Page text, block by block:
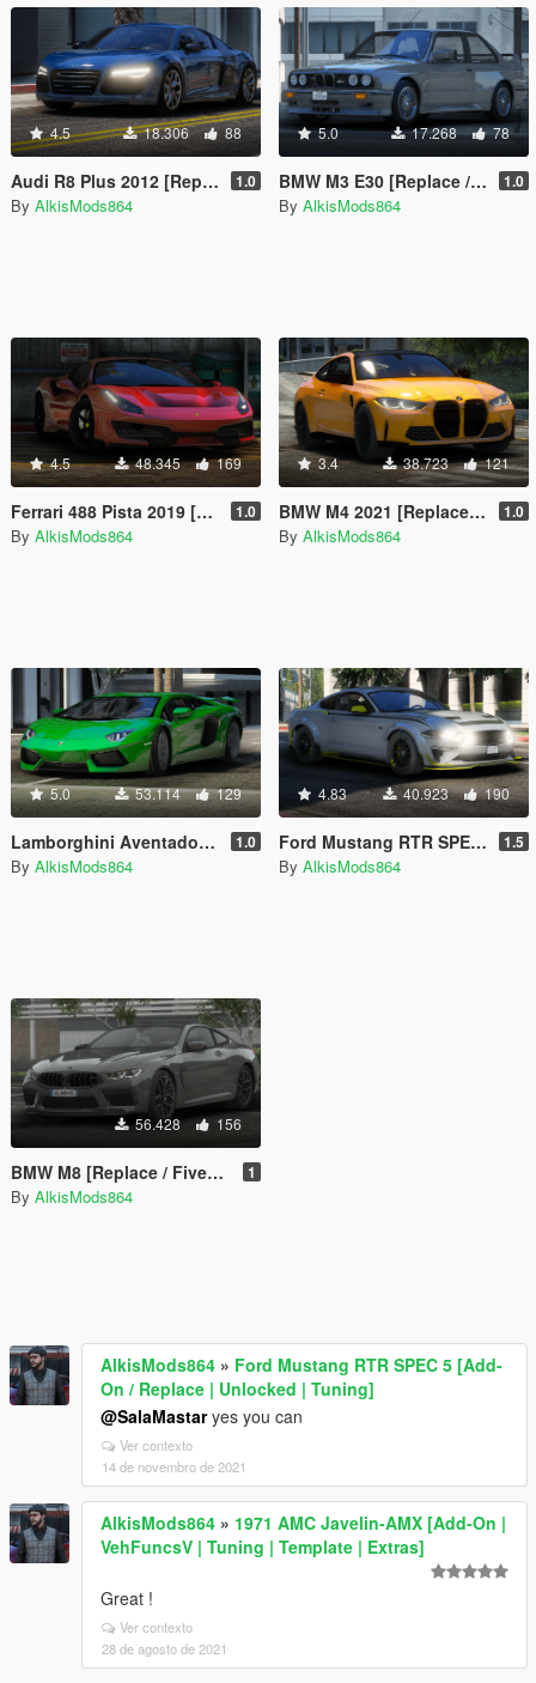
4.5 18.306 88
Audi R8 Plus 2012 [Replace / Add-On / FiveM] 1.0
By AlkisMods864
5.0 17.268 78
BMW M3 E30 [Replace / Add-On / FiveM] 1.0
By AlkisMods864
4.5 48.345 169
Ferrari 488 Pista 2019 [Replace / Add-On / FiveM | Unlock] 1.0
By AlkisMods864
3.4 38.723 121
BMW M4 2021 [Replace / Add-On | FiveM | Unlock] 1.0
By AlkisMods864
5.0 53.114 129
Lamborghini Aventador [Add-On / Replace / FiveM | Unlocked] 1.0
By AlkisMods864
4.83 40.923 190
Ford Mustang RTR SPEC 5 [Add-On / Replace | Unlocked | Tuning] 1.5
By AlkisMods864
56.428 156
BMW M8 [Replace / FiveM | Unlocked] 1
By AlkisMods864
AlkisMods864 » Ford Mustang RTR SPEC 5 [Add-
On / Replace | Unlocked | Tuning]
@SalaMastaryes you can
Ver contexto
14 de novembro de 2021
AlkisMods864 » 1971 AMC Javelin-AMX [Add-On |
VehFuncsV | Tuning | Template | Extras]
Great !
Ver contexto
28 de agosto de 2021